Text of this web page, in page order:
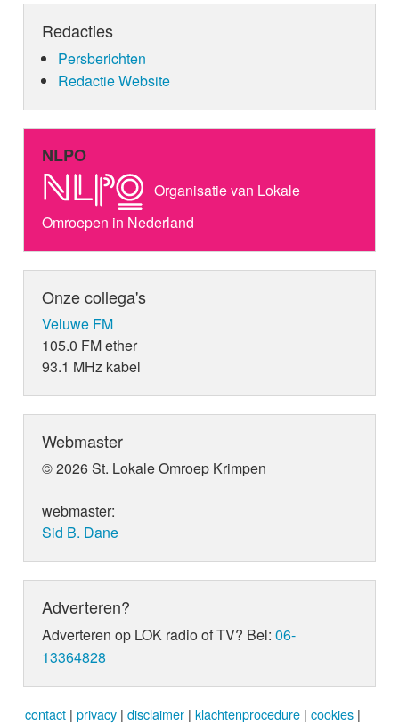
Redacties
Persberichten
Redactie Website
NLPO
Organisatie van Lokale
Omroepen in Nederland
Onze collega's
Veluwe FM
105.0 FM ether
93.1 MHz kabel
Webmaster
© 2026 St. Lokale Omroep Krimpen
webmaster:
Sid B. Dane
Adverteren?
Adverteren op LOK radio of TV? Bel:06-
13364828
contact | privacy | disclaimer | klachtenprocedure | cookies |